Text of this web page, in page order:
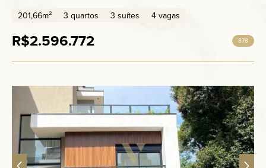
201,66m² 3 quartos 3 suítes 4 vagas
R$2.596.772 878